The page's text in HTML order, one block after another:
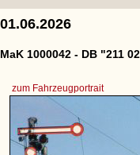
01.06.2026
MaK 1000042 - DB "211
zum Fahrzeugportrait